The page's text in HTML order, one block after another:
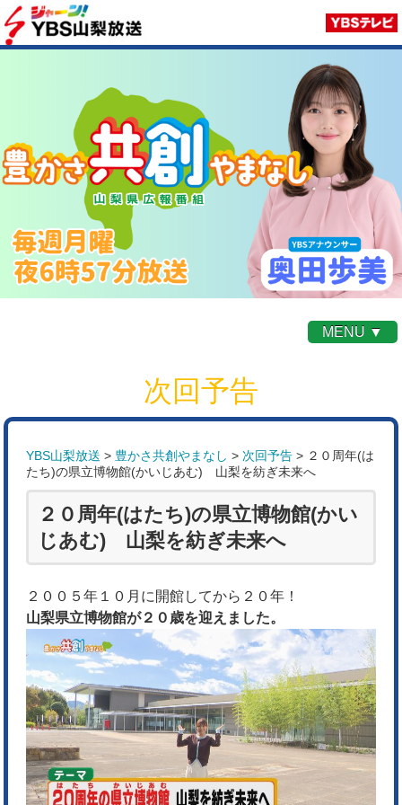
MENU ▼
次回予告
YBS山梨放送 > 豊かさ共創やまなし > 次回予告 > ２０周年(は
たち)の県立博物館(かいじあむ) 山梨を紡ぎ未来へ
２０周年(はたち)の県立博物館(かい
じあむ) 山梨を紡ぎ未来へ
２００５年１０月に開館してから２０年！
山梨県立博物館が２０歳を迎えました。